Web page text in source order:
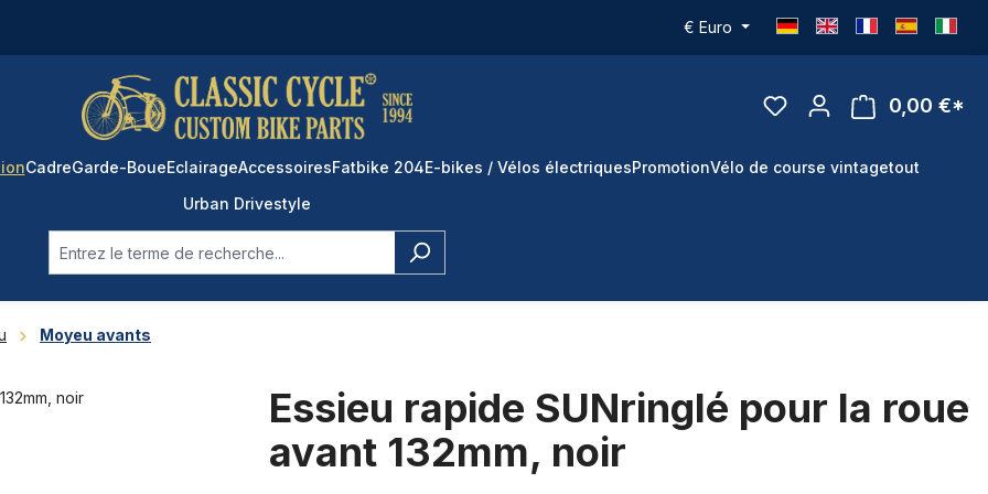
€ Euro
0,00 €*
CadreGarde-BoueEclairageAccessoiresFatbike 204E-bikes / Vélos électriquesPromotionVélo de course vintagetout
Urban Drivestyle
Moyeu avants
Essieu rapide SUNringlé pour la roue
avant 132mm, noir